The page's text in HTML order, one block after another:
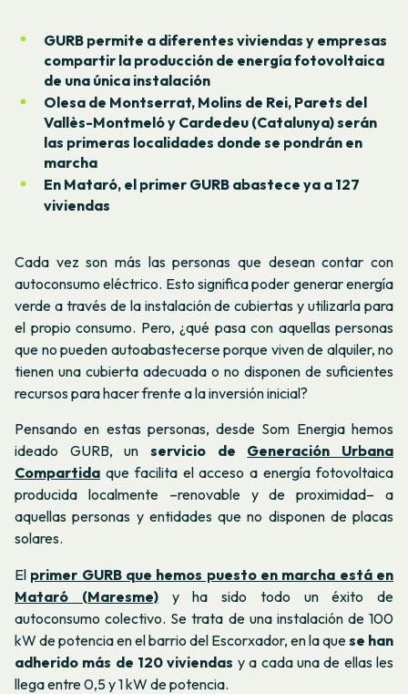
GURB permite a diferentes viviendas y empresas
compartir la producción de energía fotovoltaica
de una única instalación
Olesa de Montserrat, Molins de Rei, Parets del
Vallès-Montmeló y Cardedeu (Catalunya) serán
las primeras localidades donde se pondrán en
marcha
En Mataró, el primer GURB abastece ya a 127
viviendas
Cada vez son más las personas que desean contar con
autoconsumo eléctrico. Esto significa poder generar energía
verde a través de la instalación de cubiertas y utilizarla para
el propio consumo. Pero, ¿qué pasa con aquellas personas
que no pueden autoabastecerse porque viven de alquiler, no
tienen una cubierta adecuada o no disponen de suficientes
recursos para hacer frente a la inversión inicial?
Pensando en estas personas, desde Som Energia hemos
ideado GURB, un servicio de Generación Urbana
Compartida que facilita el acceso a energía fotovoltaica
producida localmente –renovable y de proximidad– a
aquellas personas y entidades que no disponen de placas
solares.
El primer GURB que hemos puesto en marcha está en
Mataró (Maresme)y ha sido todo un éxito de
autoconsumo colectivo. Se trata de una instalación de 100
kW de potencia en el barrio del Escorxador, en la quese han
adherido más de 120 viviendas y a cada una de ellas les
llega entre 0,5 y 1 kW de potencia.